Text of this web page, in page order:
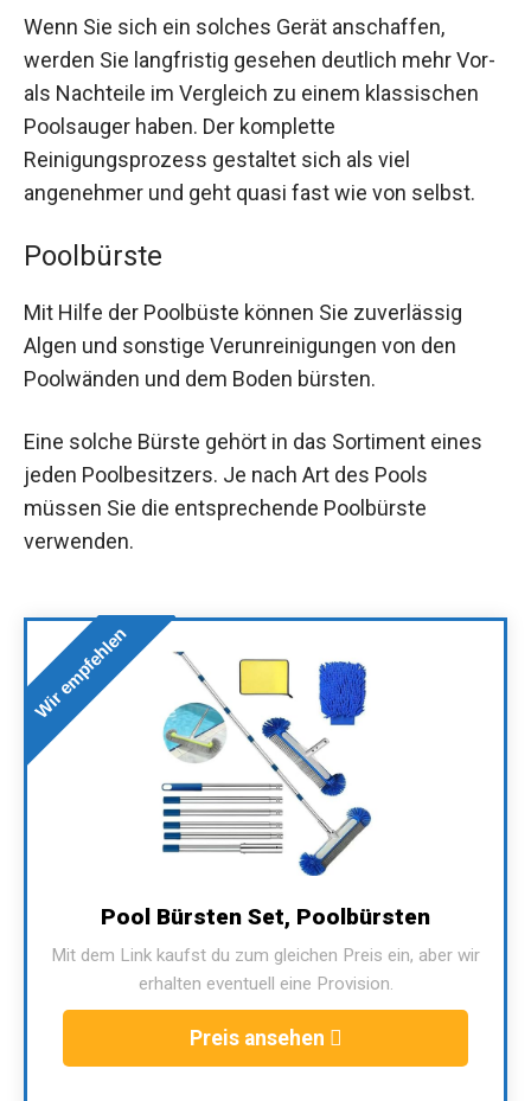
Wenn Sie sich ein solches Gerät anschaffen,
werden Sie langfristig gesehen deutlich mehr Vor-
als Nachteile im Vergleich zu einem klassischen
Poolsauger haben. Der komplette
Reinigungsprozess gestaltet sich als viel
angenehmer und geht quasi fast wie von selbst.
Poolbürste
Mit Hilfe der Poolbüste können Sie zuverlässig
Algen und sonstige Verunreinigungen von den
Poolwänden und dem Boden bürsten.
Eine solche Bürste gehört in das Sortiment eines
jeden Poolbesitzers. Je nach Art des Pools
müssen Sie die entsprechende Poolbürste
verwenden.
Wir empfehlen
Pool Bürsten Set, Poolbürsten
Mit dem Link kaufst du zum gleichen Preis ein, aber wir
erhalten eventuell eine Provision.
Preis ansehen